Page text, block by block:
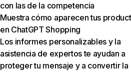
con las de la competencia
Muestra cómo aparecen tus
en ChatGPT Shopping
Los informes personalizables y la
asistencia de expertos te ayudan a
proteger tu mensaje y a convertir la